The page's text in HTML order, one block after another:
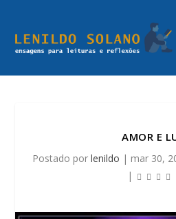
AMOR E
Postado por lenildo | mar 30,
|